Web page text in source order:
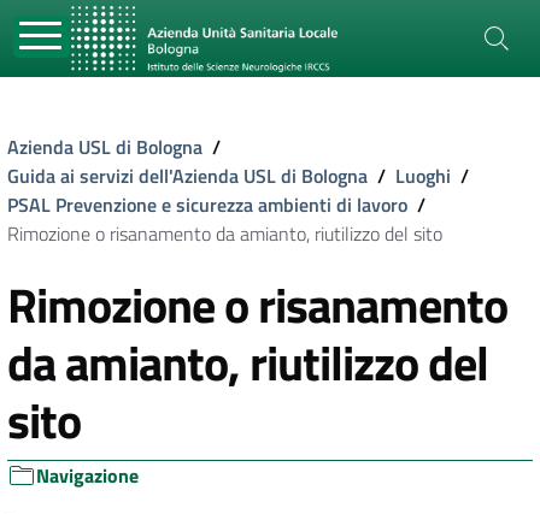
Azienda USL di Bologna /
Guida ai servizi dell'Azienda USL di Bologna / Luoghi /
PSAL Prevenzione e sicurezza ambienti di lavoro /
Rimozione o risanamento da amianto, riutilizzo del sito
Rimozione o risanamento
da amianto, riutilizzo del
sito
Navigazione